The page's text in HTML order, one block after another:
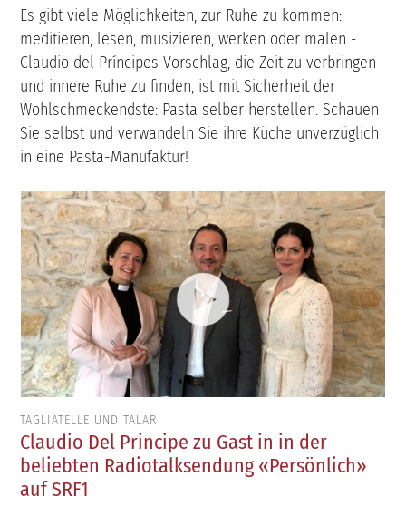
Es gibt viele Möglichkeiten, zur Ruhe zu kommen:
meditieren, lesen, musizieren, werken oder malen -
Claudio del Príncipes Vorschlag, die Zeit zu verbringen
und innere Ruhe zu finden, ist mit Sicherheit der
Wohlschmeckendste: Pasta selber herstellen. Schauen
Sie selbst und verwandeln Sie ihre Küche unverzüglich
in eine Pasta-Manufaktur!
TAGLIATELLE UND TALAR
Claudio Del Principe zu Gast in in der
beliebten Radiotalksendung «Persönlich»
auf SRF1